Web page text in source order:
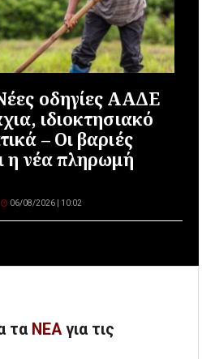
οδηγίες ΑΑΔΕ
ιδιοκτησιακό
– Οι βαριές
η νέα πληρωμή
06/08/2026 | 10:02
τα ΝΕΑ για τις